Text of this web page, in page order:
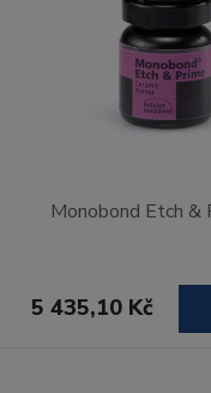
Monobond Etch &
5 435,10 Kč